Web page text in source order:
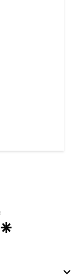
youtube-
footer
twitter